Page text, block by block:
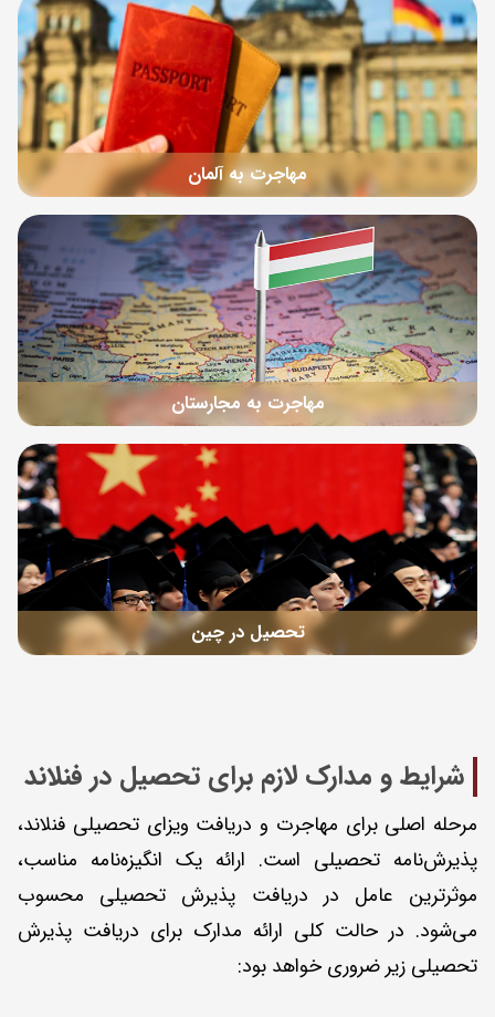
مهاجرت به آلمان
مهاجرت به مجارستان
تحصیل در چین
شرایط و مدارک لازم برای تحصیل در فنلاند
مرحله اصلی برای مهاجرت و دریافت ویزای تحصیلی فنلاند،
پذیرش‌نامه تحصیلی است. ارائه یک انگیزه‌نامه مناسب،
موثرترین عامل در دریافت پذیرش تحصیلی محسوب
می‌شود. در حالت کلی ارائه مدارک برای دریافت پذیرش
تحصیلی زیر ضروری خواهد بود: